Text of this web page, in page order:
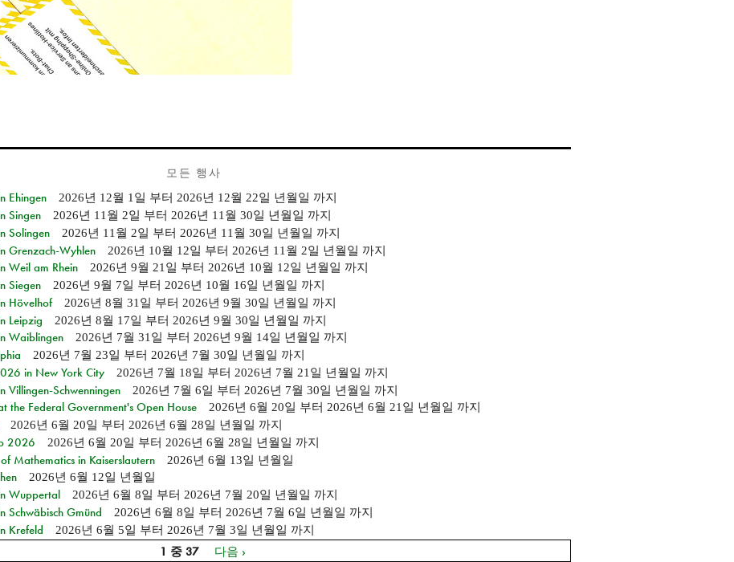
모든 행사
Ehingen
2026년 12월 1일 부터 2026년 12월 22일 년월일 까지
Singen 2026년 11월 2일 부터 2026년 11월 30일 년월일 까지
Solingen 2026년 11월 2일 부터 2026년 11월 30일 년월일 까지
Grenzach-Wyhlen 2026년 10월 12일 부터 2026년 11월 2일 년월일 까지
Weil am Rhein 2026년 9월 21일 부터 2026년 10월 12일 년월일 까지
Siegen 2026년 9월 7일 부터 2026년 10월 16일 년월일 까지
Hövelhof 2026년 8월 31일 부터 2026년 9월 30일 년월일 까지
Leipzig 2026년 8월 17일 부터 2026년 9월 30일 년월일 까지
Waiblingen 2026년 7월 31일 부터 2026년 9월 14일 년월일 까지
2026년 7월 23일 부터 2026년 7월 30일 년월일 까지
in New York City 2026년 7월 18일 부터 2026년 7월 21일 년월일 까지
Villingen-Schwenningen 2026년 7월 6일 부터 2026년 7월 30일 년월일 까지
the Federal Government's Open House 2026년 6월 20일 부터 2026년 6월 21일 년월일 까지
2026년 6월 20일 부터 2026년 6월 28일 년월일 까지
2026 2026년 6월 20일 부터 2026년 6월 28일 년월일 까지
Mathematics in Kaiserslautern 2026년 6월 13일 년월일
2026년 6월 12일 년월일
Wuppertal 2026년 6월 8일 부터 2026년 7월 20일 년월일 까지
Schwäbisch Gmünd 2026년 6월 8일 부터 2026년 7월 6일 년월일 까지
Krefeld 2026년 6월 5일 부터 2026년 7월 3일 년월일 까지
1 중 37 다음 ›